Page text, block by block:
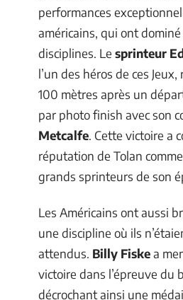
performances
américains, qui ont
disciplines. Le sprinteur
l’un des héros de ces
100 mètres après un
par photo finish avec son
Metcalfe. Cette victoire a
réputation de Tolan
grands sprinteurs de son
Les Américains ont aussi
une discipline où ils
attendus. Billy Fiskea
victoire dans l’épreuve du
décrochant ainsi une